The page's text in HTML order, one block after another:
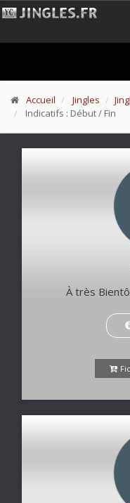
Accueil Jingles
Indicatifs : Début / Fin
À très